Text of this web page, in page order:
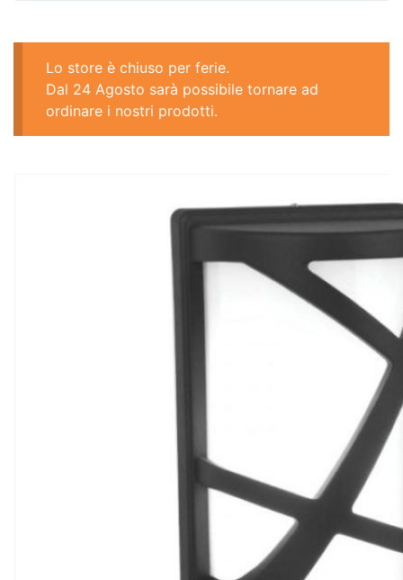
Lo store è chiuso per ferie.
Dal 24 Agosto sarà possibile tornare ad
ordinare i nostri prodotti.